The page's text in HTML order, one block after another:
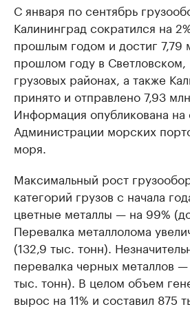
С января по сентябрь
Калининград сократился на
прошлым годом и достиг 7,79
прошлом году в Светловском,
грузовых районах, а также
принято и отправлено 7,93
Информация опубликована на
Администрации морских
моря.
Максимальный рост
категорий грузов с начала
цветные металлы — на 99%
Перевалка металлолома
(132,9 тыс. тонн).
перевалка черных металлов
тыс. тонн). В целом объем
вырос на 11% и составил 875